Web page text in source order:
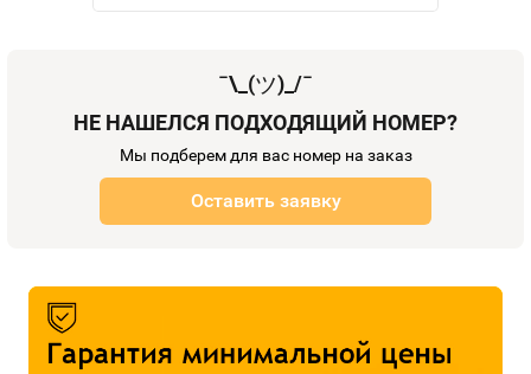
¯\_(ツ)_/¯
НЕ НАШЕЛСЯ ПОДХОДЯЩИЙ НОМЕР?
Мы подберем для вас номер на заказ
Оставить заявку